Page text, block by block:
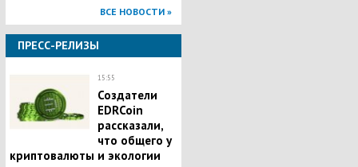
ВСЕ НОВОСТИ »
ПРЕСС-РЕЛИЗЫ
15:55
Создатели
EDRCoin
рассказали,
что общего у
криптовалюты и экологии